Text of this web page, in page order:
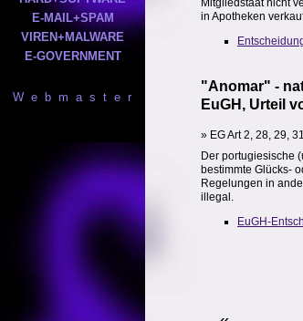
E-MAIL+SPAM
VIREN+MALWARE
E-GOVERNMENT
W e b m a s t e r
Mitgliedstaat nicht
in Apotheken
"Anomar" -
EuGH, Urteil
» EG Art 2, 28, 29,
Der portugiesische
bestimmte Glücks-
Regelungen in
illegal.
EuGH-